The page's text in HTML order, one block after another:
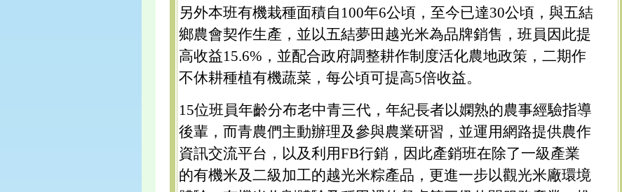
另外本班有機栽種面積自100年6公頃，至今已達30公頃，與五結
鄉農會契作生產，並以五結夢田越光米為品牌銷售，班員因此提
高收益15.6%，並配合政府調整耕作制度活化農地政策，二期作
不休耕種植有機蔬菜，每公頃可提高5倍收益。
15位班員年齡分布老中青三代，年紀長者以嫻熟的農事經驗指導
後輩，而青農們主動辦理及參與農業研習，並運用網路提供農作
資訊交流平台，以及利用FB行銷，因此產銷班在除了一級產業
的有機米及二級加工的越光米粽產品，更進一步以觀光米廠環境